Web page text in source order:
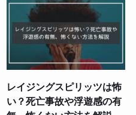
レイジングスピリッツは怖
い？死亡事故や浮遊感の有